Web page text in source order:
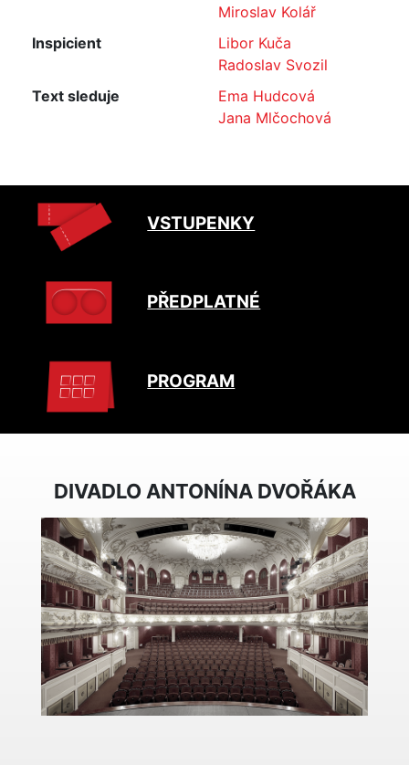
Miroslav Kolář
Inspicient
Libor Kuča
Radoslav Svozil
Text sleduje
Ema Hudcová
Jana Mlčochová
VSTUPENKY
PŘEDPLATNÉ
PROGRAM
DIVADLO ANTONÍNA DVOŘÁKA